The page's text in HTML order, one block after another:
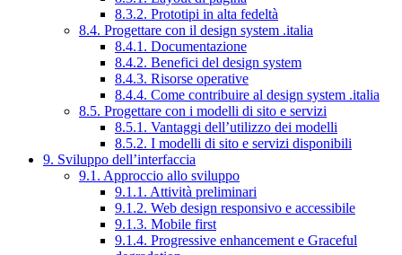
8.3.2. Prototipi in alta fedeltà
8.4. Progettare con il design system .italia
8.4.1. Documentazione
8.4.2. Benefici del design system
8.4.3. Risorse operative
8.4.4. Come contribuire al design system .italia
8.5. Progettare con i modelli di sito e servizi
8.5.1. Vantaggi dell’utilizzo dei modelli
8.5.2. I modelli di sito e servizi disponibili
9. Sviluppo dell’interfaccia
9.1. Approccio allo sviluppo
9.1.1. Attività preliminari
9.1.2. Web design responsivo e accessibile
9.1.3. Mobile first
9.1.4. Progressive enhancement e Graceful